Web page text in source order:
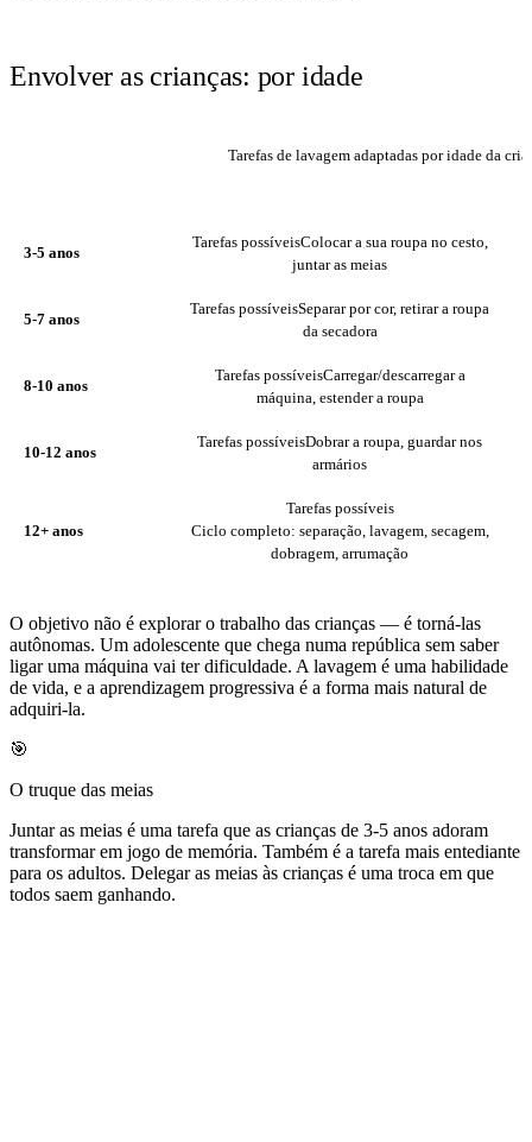
Envolver as crianças: por idade
Tarefas de lavagem adaptadas por idade da
3-5 anos
Tarefas possíveisColocar a sua roupa no cesto,
juntar as meias
5-7 anos
Tarefas possíveisSeparar por cor, retirar a roupa
da secadora
8-10 anos
Tarefas possíveisCarregar/descarregar a
máquina, estender a roupa
10-12 anos
Tarefas possíveisDobrar a roupa, guardar nos
armários
12+ anos
Tarefas possíveis
Ciclo completo: separação, lavagem, secagem,
dobragem, arrumação
O objetivo não é explorar o trabalho das crianças — é torná-las
autônomas. Um adolescente que chega numa república sem saber
ligar uma máquina vai ter dificuldade. A lavagem é uma habilidade
de vida, e a aprendizagem progressiva é a forma mais natural de
adquiri-la.
🎯
O truque das meias
Juntar as meias é uma tarefa que as crianças de 3-5 anos adoram
transformar em jogo de memória. Também é a tarefa mais entediante
para os adultos. Delegar as meias às crianças é uma troca em que
todos saem ganhando.